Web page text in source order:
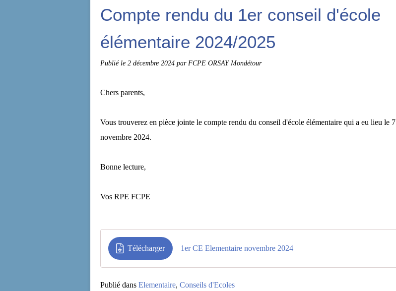
Compte rendu du 1er conseil d'école
élémentaire 2024/2025
Publié le 2 décembre 2024 par FCPE ORSAY Mondétour
Chers parents,
Vous trouverez en pièce jointe le compte rendu du conseil d'école élémentaire qui a eu lieu le 7
novembre 2024.
Bonne lecture,
Vos RPE FCPE
Télécharger 1er CE Elementaire novembre 2024
Publié dans Elementaire, Conseils d'Ecoles